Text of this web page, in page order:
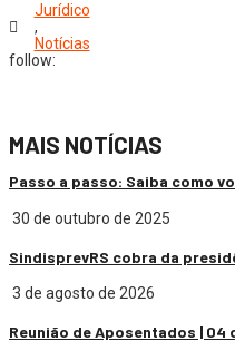
Jurídico
,
Notícias
follow:
MAIS NOTÍCIAS
Passo a passo: Saiba como
30 de outubro de 2025
SindisprevRS cobra da
3 de agosto de 2026
Reunião de Aposentados | 04